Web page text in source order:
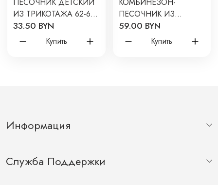
ИЗ ТРИКОТАЖА 62-68
СМ ЦВЕТ: ЖАСМИН
33.50 BYN
Купить
ПЕСОЧНИК ИЗ
ФУТЕРА НА ЛЯМКАХ
68 СМ ЦВЕТ:
ПУДРОВЫЙ Т-193/П
59.00 BYN
Купить
Информация
Служба Поддержки